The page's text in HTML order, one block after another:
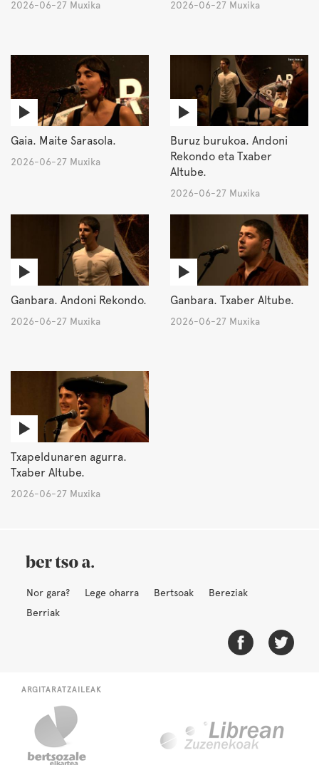
2026-06-27 Muxika 2026-06-27 Muxika
Gaia. Maite Sarasola.
2026-06-27 Muxika
Buruz burukoa. Andoni
Rekondo eta Txaber
Altube.
2026-06-27 Muxika
Ganbara. Andoni Rekondo.
2026-06-27 Muxika
Ganbara. Txaber Altube.
2026-06-27 Muxika
Txapeldunaren agurra.
Txaber Altube.
2026-06-27 Muxika
Nor gara? Lege oharra Bertsoak
Bereziak
Berriak
ARGITARATZAILEAK